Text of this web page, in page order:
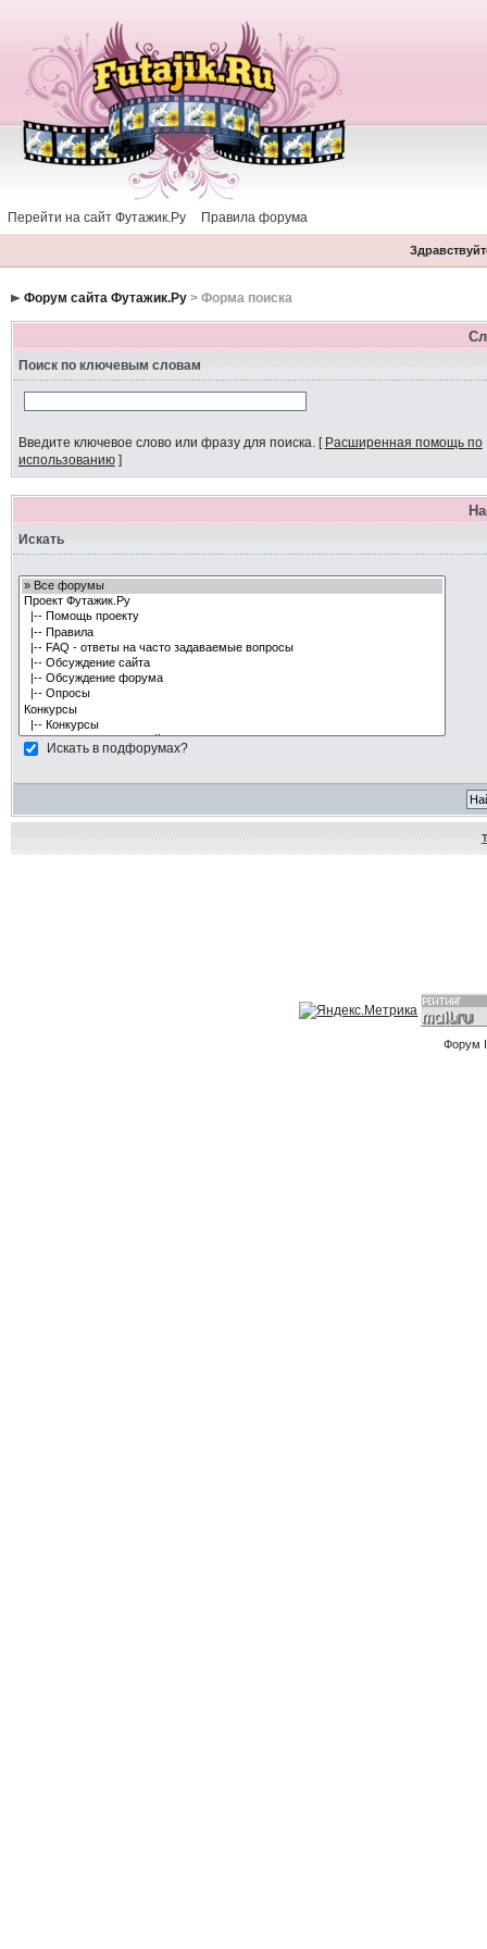
Перейти на сайт Футажик.Ру Правила форума
Форум сайта Футажик.Ру> Форма поиска
Поиск по ключевым словам
Введите ключевое слово или фразу для поиска.[ Расширенная помощь по
использованию]
Искать
Искать в подфорумах?
Форум